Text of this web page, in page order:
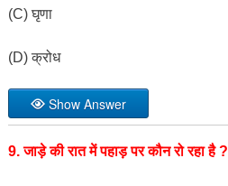
(C) घृणा
(D) क्रोध
Show Answer
9. जाड़े की रात में पहाड़ पर कौन रो रहा है ?